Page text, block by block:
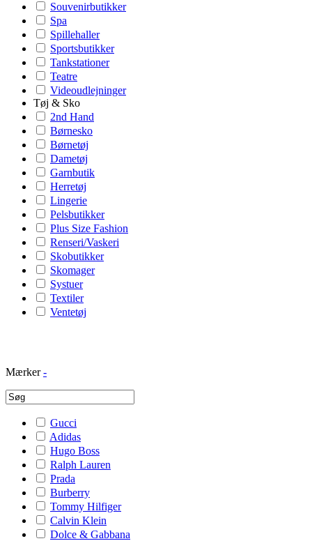
Souvenirbutikker
Spa
Spillehaller
Sportsbutikker
Tankstationer
Teatre
Videoudlejninger
Tøj & Sko
2nd Hand
Børnesko
Børnetøj
Dametøj
Garnbutik
Herretøj
Lingerie
Pelsbutikker
Plus Size Fashion
Renseri/Vaskeri
Skobutikker
Skomager
Systuer
Textiler
Ventetøj
Mærker -
Gucci
Adidas
Hugo Boss
Ralph Lauren
Prada
Burberry
Tommy Hilfiger
Calvin Klein
Dolce & Gabbana